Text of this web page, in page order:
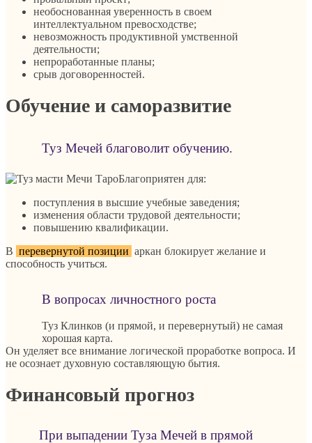
необоснованная уверенность в своем
интеллектуальном превосходстве;
невозможность продуктивной умственной
деятельности;
непроработанные планы;
срыв договоренностей.
Обучение и саморазвитие
Туз Мечей благоволит обучению.
Благоприятен для:
поступления в высшие учебные заведения;
изменения области трудовой деятельности;
повышению квалификации.
В перевернутой позиции аркан блокирует желание и
способность учиться.
В вопросах личностного роста
Туз Клинков (и прямой, и перевернутый) не самая
хорошая карта.
Он уделяет все внимание логической проработке вопроса. И
не осознает духовную составляющую бытия.
Финансовый прогноз
При выпадении Туза Мечей в прямой